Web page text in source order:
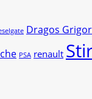
Dragos
PSA renault